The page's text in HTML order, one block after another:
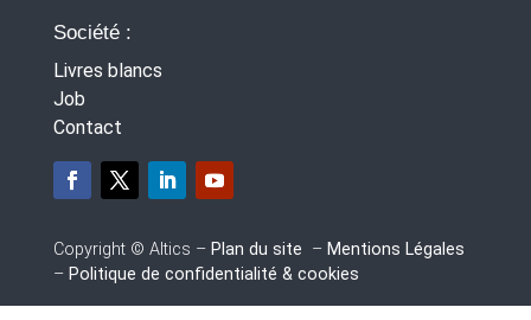
Société :
Livres blancs
Job
Contact
Copyright © Altics – Plan du site – Mentions Légales
– Politique de confidentialité & cookies